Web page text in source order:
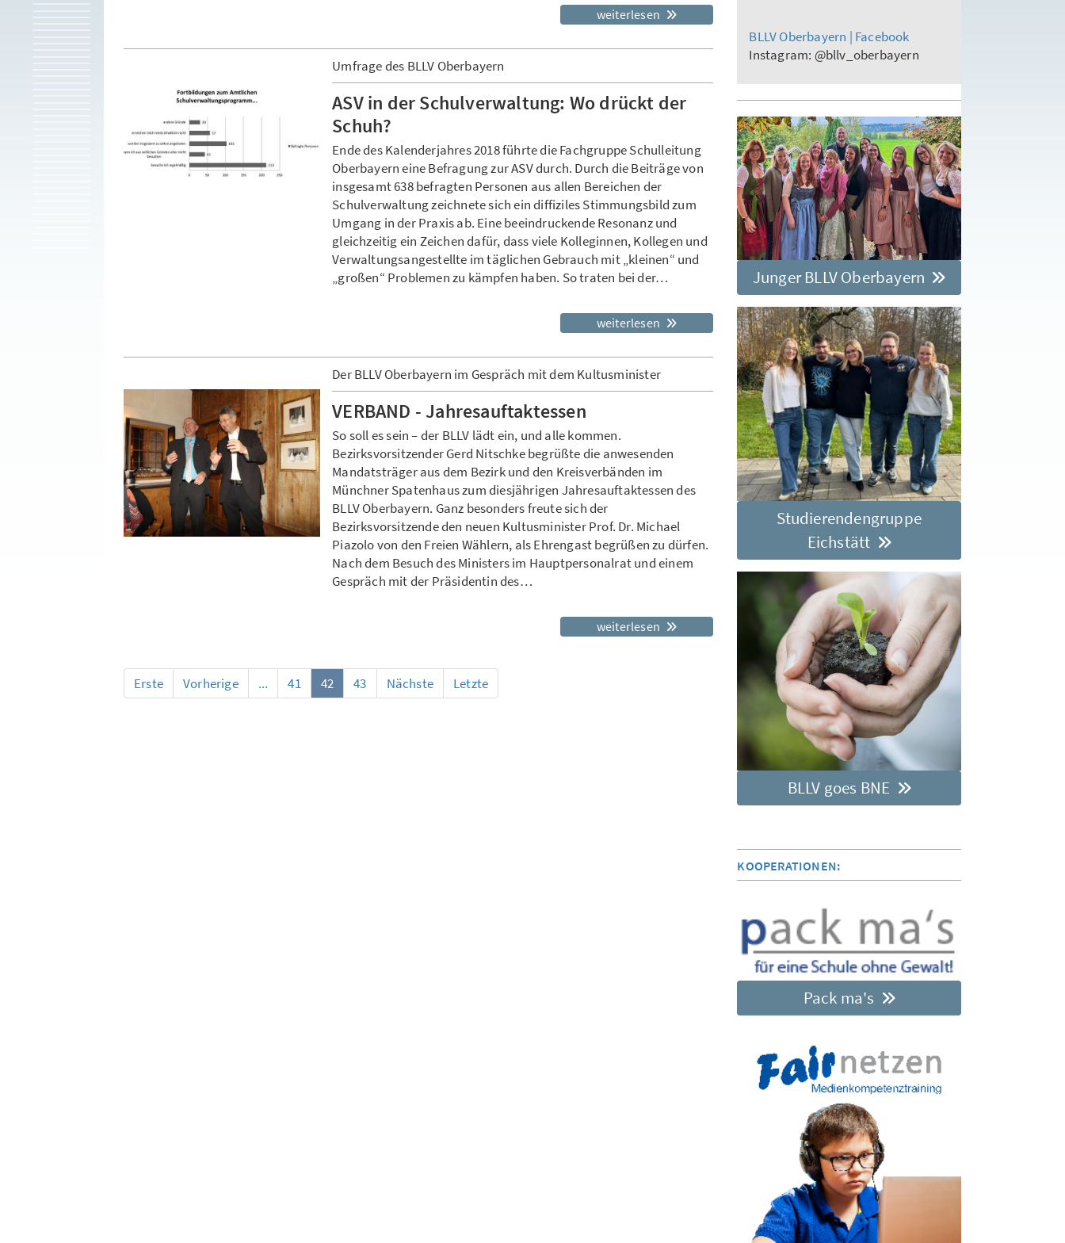
weiterlesen
Umfrage des BLLV Oberbayern
ASV in der Schulverwaltung: Wo drückt der
Schuh?
Ende des Kalenderjahres 2018 führte die Fachgruppe Schulleitung
Oberbayern eine Befragung zur ASV durch. Durch die Beiträge von
insgesamt 638 befragten Personen aus allen Bereichen der
Schulverwaltung zeichnete sich ein diffiziles Stimmungsbild zum
Umgang in der Praxis ab. Eine beeindruckende Resonanz und
gleichzeitig ein Zeichen dafür, dass viele Kolleginnen, Kollegen und
Verwaltungsangestellte im täglichen Gebrauch mit „kleinen“ und
„großen“ Problemen zu kämpfen haben. So traten bei der…
weiterlesen
Der BLLV Oberbayern im Gespräch mit dem Kultusminister
VERBAND - Jahresauftaktessen
So soll es sein – der BLLV lädt ein, und alle kommen.
Bezirksvorsitzender Gerd Nitschke begrüßte die anwesenden
Mandatsträger aus dem Bezirk und den Kreisverbänden im
Münchner Spatenhaus zum diesjährigen Jahresauftaktessen des
BLLV Oberbayern. Ganz besonders freute sich der
Bezirksvorsitzende den neuen Kultusminister Prof. Dr. Michael
Piazolo von den Freien Wählern, als Ehrengast begrüßen zu dürfen.
Nach dem Besuch des Ministers im Hauptpersonalrat und einem
Gespräch mit der Präsidentin des…
weiterlesen
Erste Vorherige ... 41 42 43 Nächste Letzte
BLLV Oberbayern | Facebook
Instagram: @bllv_oberbayern
Junger BLLV Oberbayern
Studierendengruppe
Eichstätt
BLLV goes BNE
KOOPERATIONEN:
Pack ma's